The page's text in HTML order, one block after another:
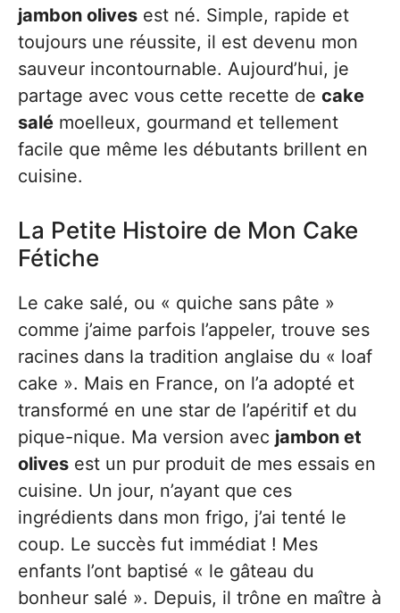
jambon olives est né. Simple, rapide et
toujours une réussite, il est devenu mon
sauveur incontournable. Aujourd’hui, je
partage avec vous cette recette de cake
salé moelleux, gourmand et tellement
facile que même les débutants brillent en
cuisine.
La Petite Histoire de Mon Cake
Fétiche
Le cake salé, ou « quiche sans pâte »
comme j’aime parfois l’appeler, trouve ses
racines dans la tradition anglaise du « loaf
cake ». Mais en France, on l’a adopté et
transformé en une star de l’apéritif et du
pique-nique. Ma version avec jambon et
olives est un pur produit de mes essais en
cuisine. Un jour, n’ayant que ces
ingrédients dans mon frigo, j’ai tenté le
coup. Le succès fut immédiat ! Mes
enfants l’ont baptisé « le gâteau du
bonheur salé ». Depuis, il trône en maître à